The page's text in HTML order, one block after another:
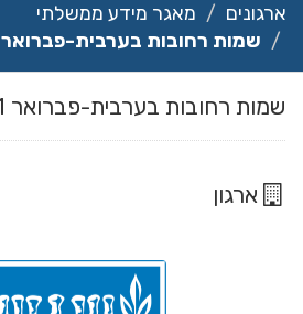
ארגונים
מאגר מידע ממשלתי
שמות רחובות בערבית-פברואר 2021
שמות רחובות בערבית-פברואר 2021
ארגון